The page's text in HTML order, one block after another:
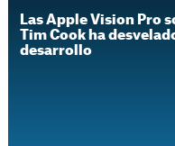
Las Apple Vision Pro
Tim Cook ha
desarrollo